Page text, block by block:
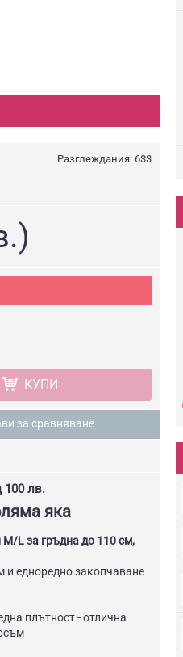
Разглеждания: 633
КУПИ
за сравняване
100 лв.
яка
L за гръдна до 110 см,
и едноредно закопчаване
плътност - отлична